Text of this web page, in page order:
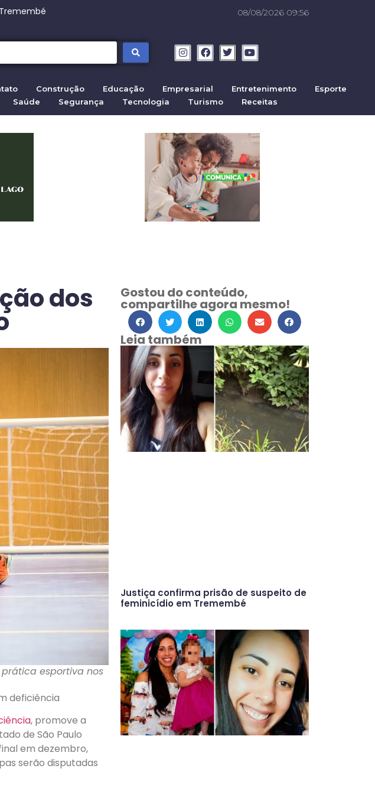
corrupção
clama. 08/08/2026 09:56
Construção Educação Empresarial Entretenimento
Esporte
Saúde Segurança Tecnologia Turismo Receitas
dos
esportiva nos
deficiência
, promove a
de São Paulo
em dezembro,
serão disputadas
Gostou do conteúdo,
compartilhe agora mesmo!
Leia também
Justiça confirma prisão de suspeito de
feminicídio em Tremembé